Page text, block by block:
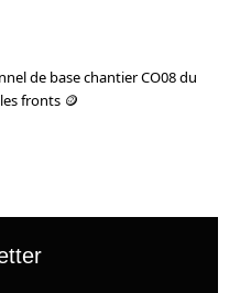
de base chantier CO08 du
fronts 🪙